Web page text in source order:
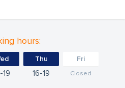
hours:
19
Thu
16 19
Fri
Closed